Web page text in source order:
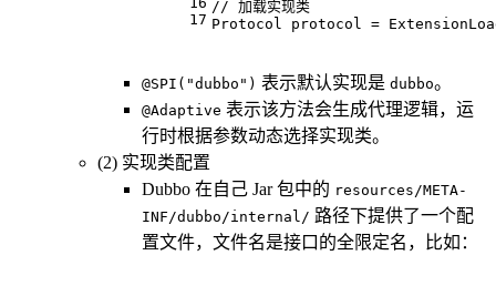
17
// 加载实现类
Protocol protocol =
@SPI("dubbo") 表示默认实现是 dubbo。
@Adaptive 表示该方法会生成代理逻辑，运
行时根据参数动态选择实现类。
(2) 实现类配置
Dubbo 在自己 Jar 包中的 resources/META-
INF/dubbo/internal/ 路径下提供了一个配
置文件，文件名是接口的全限定名，比如：